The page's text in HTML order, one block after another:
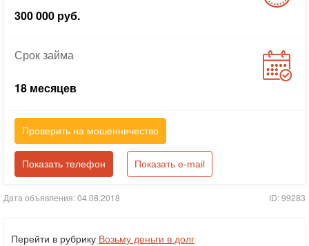
300 000 руб.
Срокзайма
18 месяцев
Проверить на мошенничество
Показать телефон Показать e-mail
Дата объявления: 04.08.2018 ID: 99283
Перейти в рубрику Возьму деньги в долг